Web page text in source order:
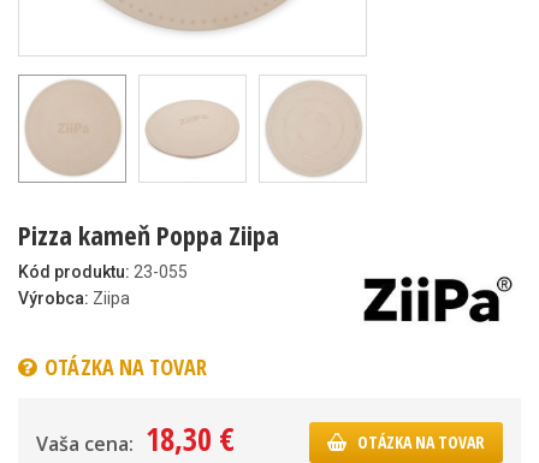
Pizza kameň Poppa Ziipa
Kód produktu: 23-055
Výrobca: Ziipa
OTÁZKA NA TOVAR
Vaša cena: 18,30 € OTÁZKA NA TOVAR